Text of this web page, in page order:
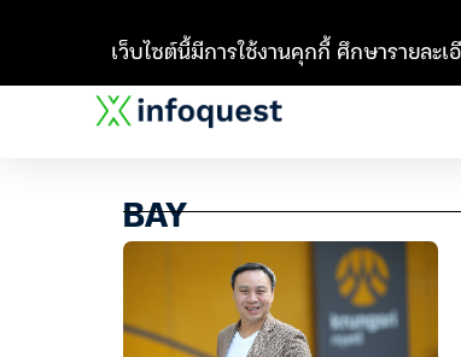
BAY
เว็บไซต์นี้มีการใช้งานคุกกี้ ศึกษารายละเ